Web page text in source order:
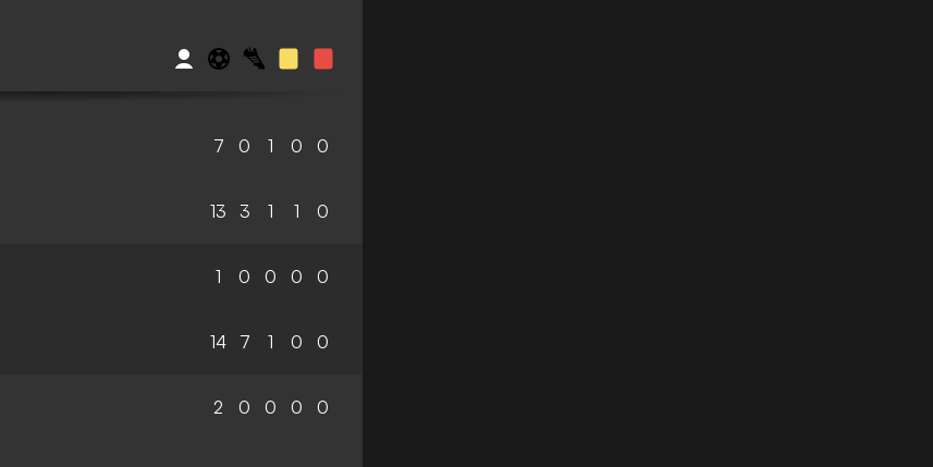
7 0 1 0 0
13 3 1 1 0
1 0 0 0 0
14 7 1 0 0
2 0 0 0 0